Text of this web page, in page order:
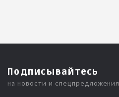
Подписывайтесь
на новости и спецпредложения